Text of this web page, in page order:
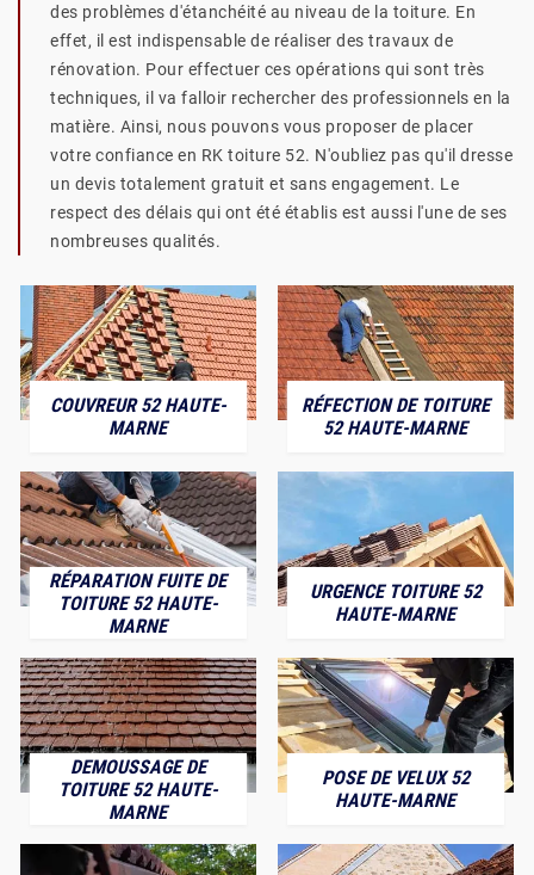
des problèmes d'étanchéité au niveau de la toiture. En
effet, il est indispensable de réaliser des travaux de
rénovation. Pour effectuer ces opérations qui sont très
techniques, il va falloir rechercher des professionnels en la
matière. Ainsi, nous pouvons vous proposer de placer
votre confiance en RK toiture 52. N'oubliez pas qu'il dresse
un devis totalement gratuit et sans engagement. Le
respect des délais qui ont été établis est aussi l'une de ses
nombreuses qualités.
COUVREUR 52 HAUTE-
MARNE
RÉFECTION DE TOITURE
52 HAUTE-MARNE
RÉPARATION FUITE DE
TOITURE 52 HAUTE-
MARNE
URGENCE TOITURE 52
HAUTE-MARNE
DEMOUSSAGE DE
TOITURE 52 HAUTE-
MARNE
POSE DE VELUX 52
HAUTE-MARNE